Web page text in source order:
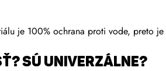
je 100% ochrana proti vode, preto
SÚ UNIVERZÁLNE?